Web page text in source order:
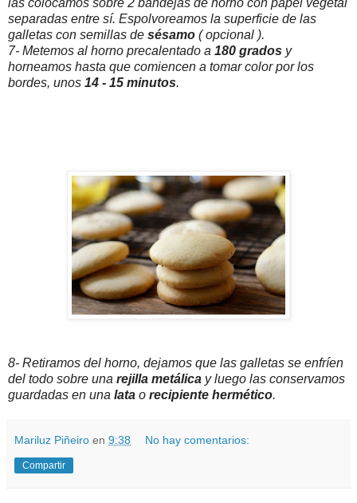
separadas entre sí. Espolvoreamos la superficie de las
galletas con semillas de sésamo ( opcional ).
7- Metemos al horno precalentado a 180 grados y
horneamos hasta que comiencen a tomar color por los
bordes, unos 14 - 15 minutos.
8- Retiramos del horno, dejamos que las galletas se enfríen
del todo sobre una rejilla metálica y luego las conservamos
guardadas en una lata o recipiente hermético.
Mariluz Piñeiro en 9:38 No hay comentarios:
Compartir